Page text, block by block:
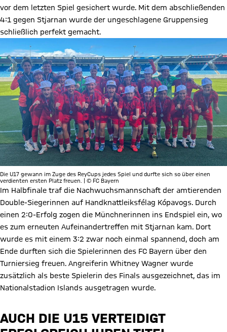
vor dem letzten Spiel gesichert wurde. Mit dem abschließenden
4:1 gegen Stjarnan wurde der ungeschlagene Gruppensieg
schließlich perfekt gemacht.
Die U17 gewann im Zuge des ReyCups jedes Spiel und durfte sich so über einen
verdienten ersten Platz freuen. | © FC Bayern
Im Halbfinale traf die Nachwuchsmannschaft der amtierenden
Double-Siegerinnen auf Handknattleiksfélag Kópavogs. Durch
einen 2:0-Erfolg zogen die Münchnerinnen ins Endspiel ein, wo
es zum erneuten Aufeinandertreffen mit Stjarnan kam. Dort
wurde es mit einem 3:2 zwar noch einmal spannend, doch am
Ende durften sich die Spielerinnen des FC Bayern über den
Turniersieg freuen. Angreiferin Whitney Wagner wurde
zusätzlich als beste Spielerin des Finals ausgezeichnet, das im
Nationalstadion Islands ausgetragen wurde.
AUCH DIE U15 VERTEIDIGT